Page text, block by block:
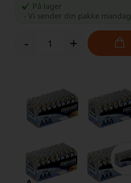
På lager
-Vi sender din pakke mandag
- +